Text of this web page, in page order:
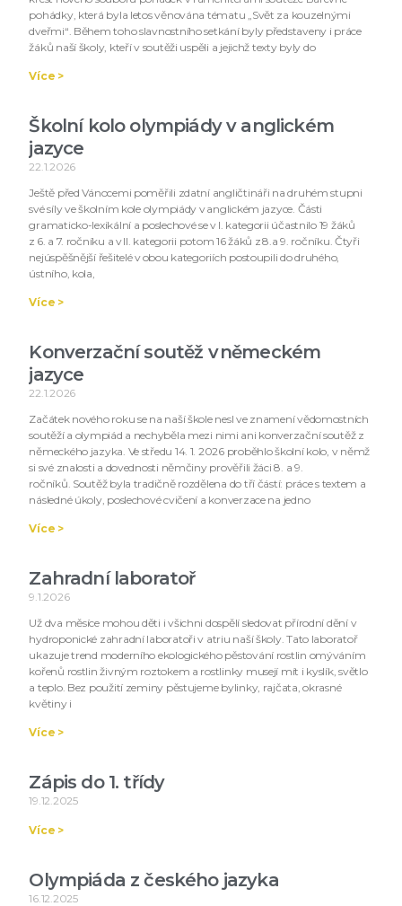
pohádky, která byla letos věnována tématu „Svět za kouzelnými
dveřmi“. Během toho slavnostního setkání byly představeny i práce
žáků naší školy, kteří v soutěži uspěli a jejichž texty byly do
Více >
Školní kolo olympiády v anglickém
jazyce
22.1.2026
Ještě před Vánocemi poměřili zdatní angličtináři na druhém stupni
své síly ve školním kole olympiády v anglickém jazyce. Části
gramaticko-lexikální a poslechové se v I. kategorii účastnilo 19 žáků
z 6. a 7. ročníku a v II. kategorii potom 16 žáků z 8.a 9. ročníku. Čtyři
nejúspěšnější řešitelé v obou kategoriích postoupili do druhého,
ústního, kola,
Více >
Konverzační soutěž v německém
jazyce
22.1.2026
Začátek nového roku se na naší škole nesl ve znamení vědomostních
soutěží a olympiád a nechyběla mezi nimi ani konverzační soutěž z
německého jazyka. Ve středu 14. 1. 2026 proběhlo školní kolo, v němž
si své znalosti a dovednosti němčiny prověřili žáci 8. a 9.
ročníků. Soutěž byla tradičně rozdělena do tří částí: práce s textem a
následné úkoly, poslechové cvičení a konverzace na jedno
Více >
Zahradní laboratoř
9.1.2026
Už dva měsíce mohou děti i všichni dospělí sledovat přírodní dění v
hydroponické zahradní laboratoři v atriu naší školy. Tato laboratoř
ukazuje trend moderního ekologického pěstování rostlin omýváním
kořenů rostlin živným roztokem a rostlinky musejí mít i kyslík, světlo
a teplo. Bez použití zeminy pěstujeme bylinky, rajčata, okrasné
květiny i
Více >
Zápis do 1. třídy
19.12.2025
Více >
Olympiáda z českého jazyka
16.12.2025